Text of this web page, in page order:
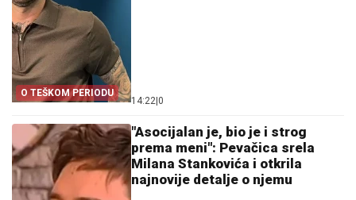
O TEŠKOM PERIODU
14:22|0
"Asocijalan je, bio je i strog
prema meni": Pevačica srela
Milana Stankovića i otkrila
najnovije detalje o njemu